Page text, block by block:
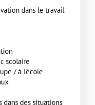
dans le travail
scolaire
/ à l’école
dans des situations